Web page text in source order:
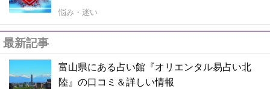
悩み・迷い
最新記事
富山県にある占い館『オリエンタル易占い北
陸』の口コミ＆詳しい情報